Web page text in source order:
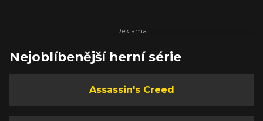
Nejoblíbenější herní série
Assassin's Creed